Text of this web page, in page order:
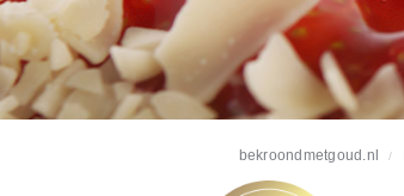
bekroondmetgoud.nl